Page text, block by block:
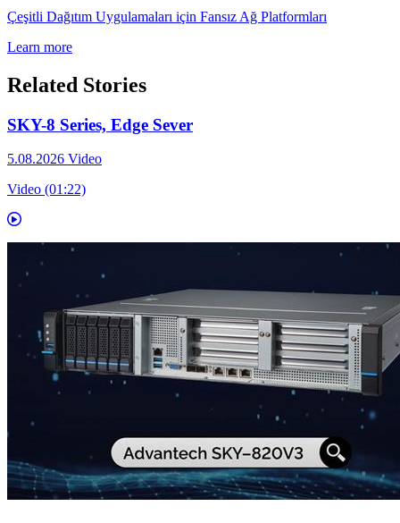
Çeşitli Dağıtım Uygulamaları için Fansız Ağ Platformları
Learn more
Related Stories
SKY-8 Series, Edge Sever
5.08.2026 Video
Video (01:22)